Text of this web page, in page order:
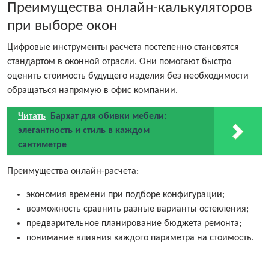
Преимущества онлайн-калькуляторов
при выборе окон
Цифровые инструменты расчета постепенно становятся
стандартом в оконной отрасли. Они помогают быстро
оценить стоимость будущего изделия без необходимости
обращаться напрямую в офис компании.
Читать
Бархат для обивки мебели:
элегантность и стиль в каждом
сантиметре
Преимущества онлайн-расчета:
экономия времени при подборе конфигурации;
возможность сравнить разные варианты остекления;
предварительное планирование бюджета ремонта;
понимание влияния каждого параметра на стоимость.